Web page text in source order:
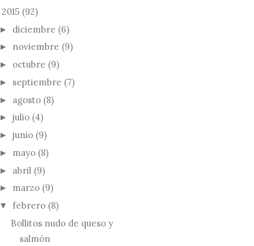
2015 (92)
► diciembre (6)
► noviembre (9)
► octubre (9)
► septiembre (7)
► agosto (8)
► julio (4)
► junio (9)
► mayo (8)
► abril (9)
► marzo (9)
▼ febrero (8)
Bollitos nudo de queso y
salmón